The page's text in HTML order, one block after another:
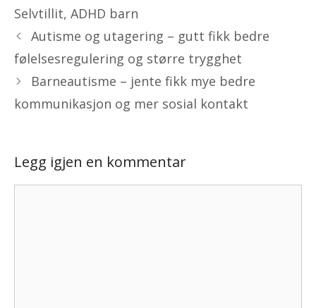
Selvtillit, ADHD barn
Autisme og utagering – gutt fikk bedre
følelsesregulering og større trygghet
Barneautisme – jente fikk mye bedre
kommunikasjon og mer sosial kontakt
Legg igjen en kommentar